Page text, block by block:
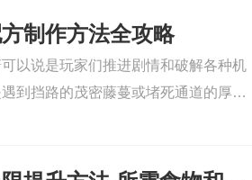
的绿顶小屋旁开始，依次分布在一层
制作方法全攻略
以说是玩家们推进剧情和破解各种机
到挡路的茂密藤蔓或堵死通道的厚重
清场或对付高处或扎堆的敌人，火箭
短缺卡进度。下面小编就为大家提供